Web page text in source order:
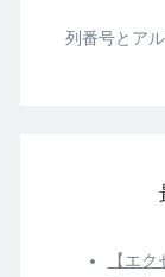
列番号とア
【エ